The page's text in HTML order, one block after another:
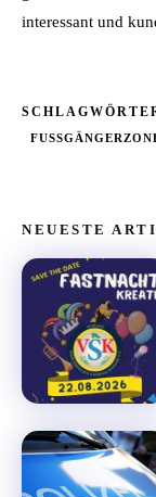
interessant und
FUSSGÄNGERZONE
NEUESTE